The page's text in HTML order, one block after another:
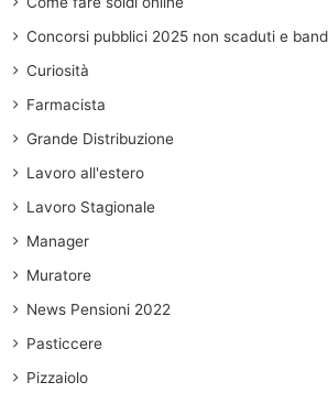
Concorsi pubblici 2025 non scaduti e
Curiosità
Farmacista
Grande Distribuzione
Lavoro all'estero
Lavoro Stagionale
Manager
Muratore
News Pensioni 2022
Pasticcere
Pizzaiolo